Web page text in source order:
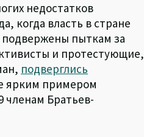
недостатков
когда власть в стране
пыткам за
и протестующие,
подверглись
ярким примером
членам Братьев-